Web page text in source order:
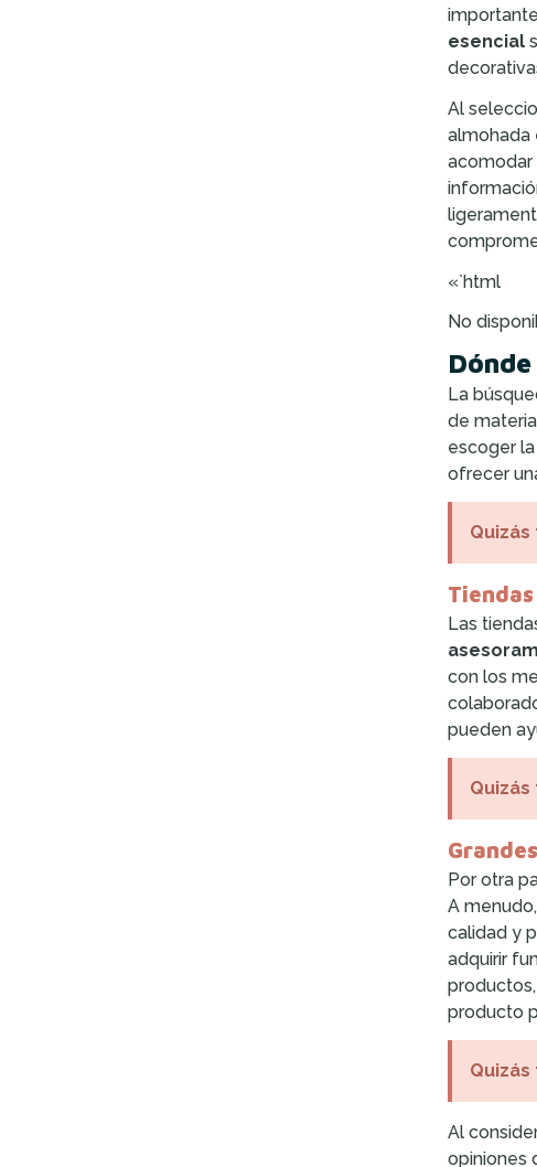
esencial
Al
almohada
acomodar
«`html
No
La
de
escoger
ofrecer
Las
con los
pueden
Por otra
A
calidad y
adquirir
producto
Al
opiniones